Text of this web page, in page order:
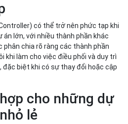
có thể trở nên phức tạp khi
lớn, với nhiều thành phần khác
phân chia rõ ràng các thành phần
khi làm cho việc điều phối và duy trì
đặc biệt khi có sự thay đổi hoặc cập
cho những dự
lẻ